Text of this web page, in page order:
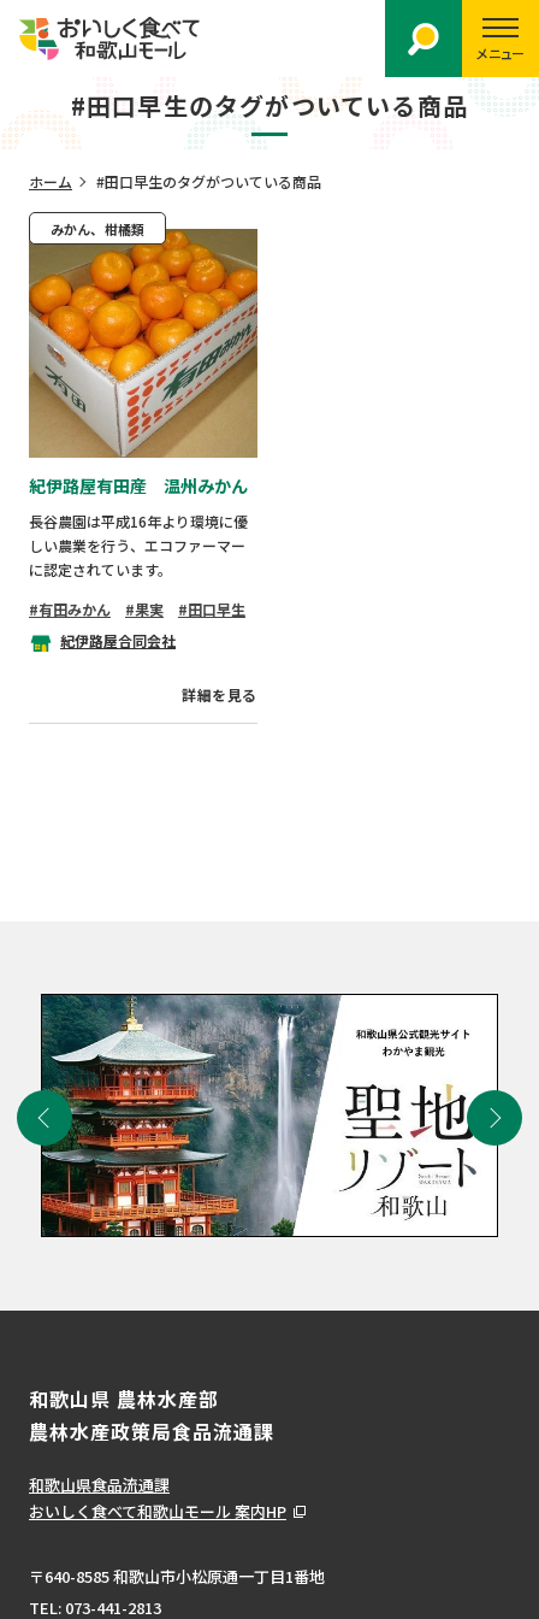
メニュー
#田口早生のタグがついている商品
ホーム #田口早生のタグがついている商品
みかん、柑橘類
紀伊路屋有田産 温州みかん
長谷農園は平成16年より環境に優
しい農業を行う、エコファーマー
に認定されています。
有田みかん
果実
田口早生
紀伊路屋合同会社
詳細を見る
和歌山県 農林水産部
農林水産政策局食品流通課
和歌山県食品流通課
おいしく食べて和歌山モール 案内HP
〒640-8585 和歌山市小松原通一丁目1番地
TEL: 073-441-2813